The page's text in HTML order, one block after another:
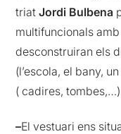
triatJordi Bulbena
multifuncionals
desconstruiran els
(l’escola, el bany,
( cadires, tombes,…)
–El vestuari ens